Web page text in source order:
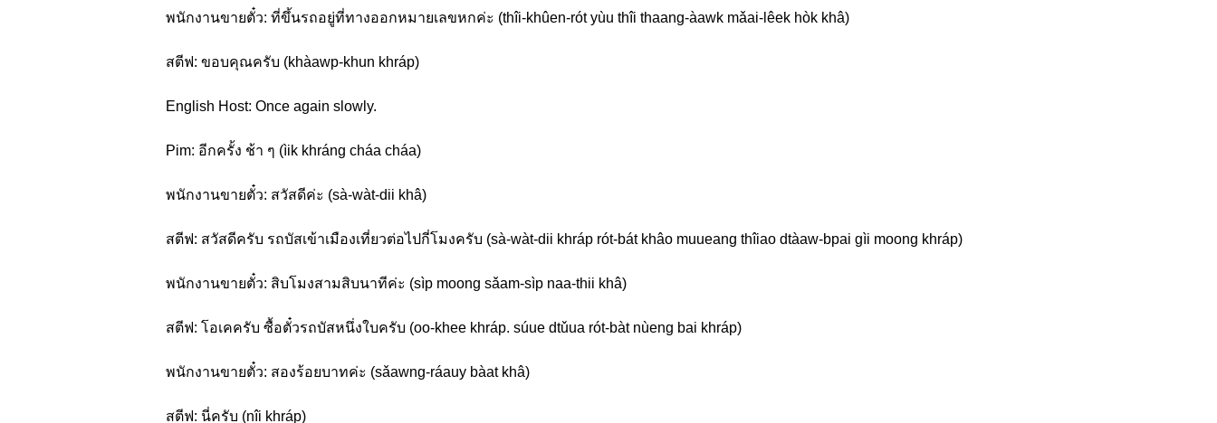
พนักงานขายตั๋ว: ที่ขึ้นรถอยู่ที่ทางออกหมายเลขหกค่ะ (thîi-khûen-rót yùu thîi thaang-àawk mǎai-lêek hòk khâ)
สตีฟ: ขอบคุณครับ (khàawp-khun khráp)
English Host: Once again slowly.
Pim: อีกครั้ง ช้า ๆ (ìik khráng cháa cháa)
พนักงานขายตั๋ว: สวัสดีค่ะ (sà-wàt-dii khâ)
สตีฟ: สวัสดีครับ รถบัสเข้าเมืองเที่ยวต่อไปกี่โมงครับ (sà-wàt-dii khráp rót-bát khâo muueang thîiao dtàaw-bpai gìi moong khráp)
พนักงานขายตั๋ว: สิบโมงสามสิบนาทีค่ะ (sìp moong sǎam-sìp naa-thii khâ)
สตีฟ: โอเคครับ ซื้อตั๋วรถบัสหนึ่งใบครับ (oo-khee khráp. súue dtǔua rót-bàt nùeng bai khráp)
พนักงานขายตั๋ว: สองร้อยบาทค่ะ (sǎawng-ráauy bàat khâ)
สตีฟ: นี่ครับ (nîi khráp)